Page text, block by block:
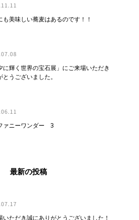
も美味しい蕎麦はあるのです！！
に輝く世界の宝石展」にご来場いただき
とうございました。
ァニーワンダー 3
最新の投稿
いただき誠にありがとうございました！